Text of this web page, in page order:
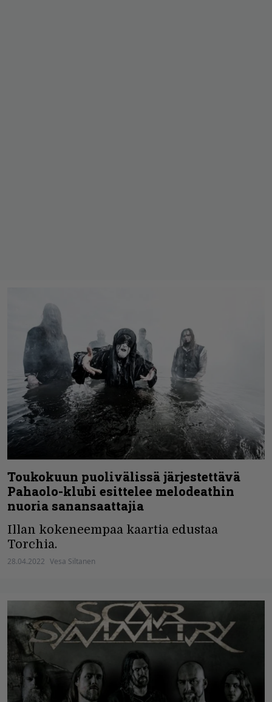
Toukokuun puolivälissä järjestettävä
Pahaolo-klubi esittelee melodeathin
nuoria sanansaattajia
Illan kokeneempaa kaartia edustaa
Torchia.
28.04.2022 Vesa Siltanen